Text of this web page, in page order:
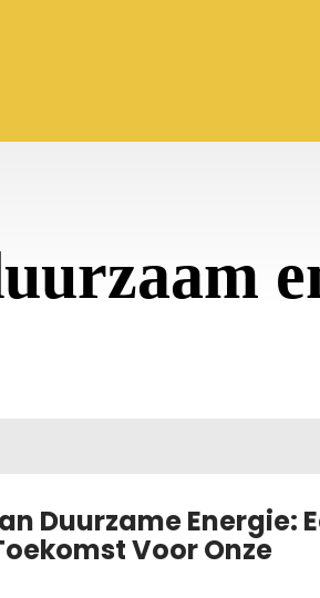
Duurzame Energie:
Voor Onze